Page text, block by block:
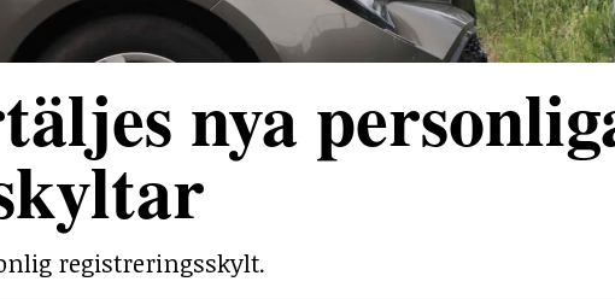
nya
registreringsskylt.